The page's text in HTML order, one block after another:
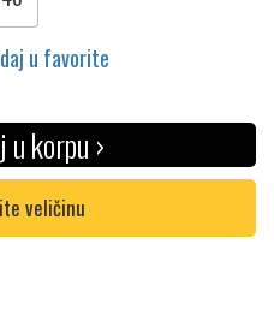
u favorite
u korpu ›
veličinu